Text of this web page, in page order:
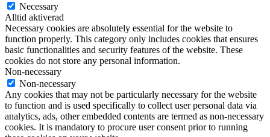
Necessary
Alltid aktiverad
Necessary cookies are absolutely essential for the website to
function properly. This category only includes cookies that ensures
basic functionalities and security features of the website. These
cookies do not store any personal information.
Non-necessary
Non-necessary
Any cookies that may not be particularly necessary for the website
to function and is used specifically to collect user personal data via
analytics, ads, other embedded contents are termed as non-necessary
cookies. It is mandatory to procure user consent prior to running